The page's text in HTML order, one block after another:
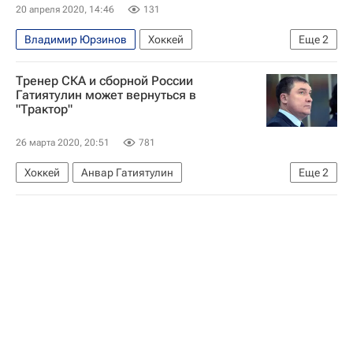
Спорт в условиях пандемии коронавируса
КХЛ 2025-2026
20 апреля 2020, 14:46 131
Еще2
Владимир Юрзинов
Хоккей
Петерис Скудра
Трактор
Тренер СКА и сборной России
Гатиятулин может вернуться в
"Трактор"
26 марта 2020, 20:51 781
Еще2
Хоккей
Анвар Гатиятулин
СКА (Санкт-Петербург)
Трактор